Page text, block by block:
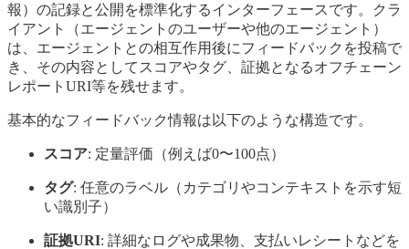
報）の記録と公開を標準化するインターフェースです。クラ
イアント（エージェントのユーザーや他のエージェント）
は、エージェントとの相互作用後にフィードバックを投稿で
き、その内容としてスコアやタグ、証拠となるオフチェーン
レポートURI等を残せます。
基本的なフィードバック情報は以下のような構造です。
スコア: 定量評価（例えば0〜100点）
タグ: 任意のラベル（カテゴリやコンテキストを示す短
い識別子）
証拠URI: 詳細なログや成果物、支払いレシートなどを